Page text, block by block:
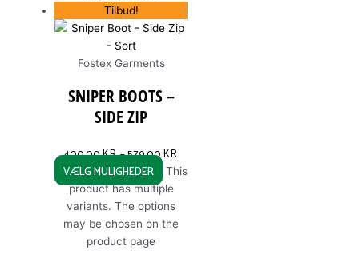
Tilbud!
Fostex Garments
SNIPER BOOTS –
SIDE ZIP
400,00KR.–579,00KR.
VÆLG MULIGHEDER
This
product has multiple
variants. The options
may be chosen on the
product page